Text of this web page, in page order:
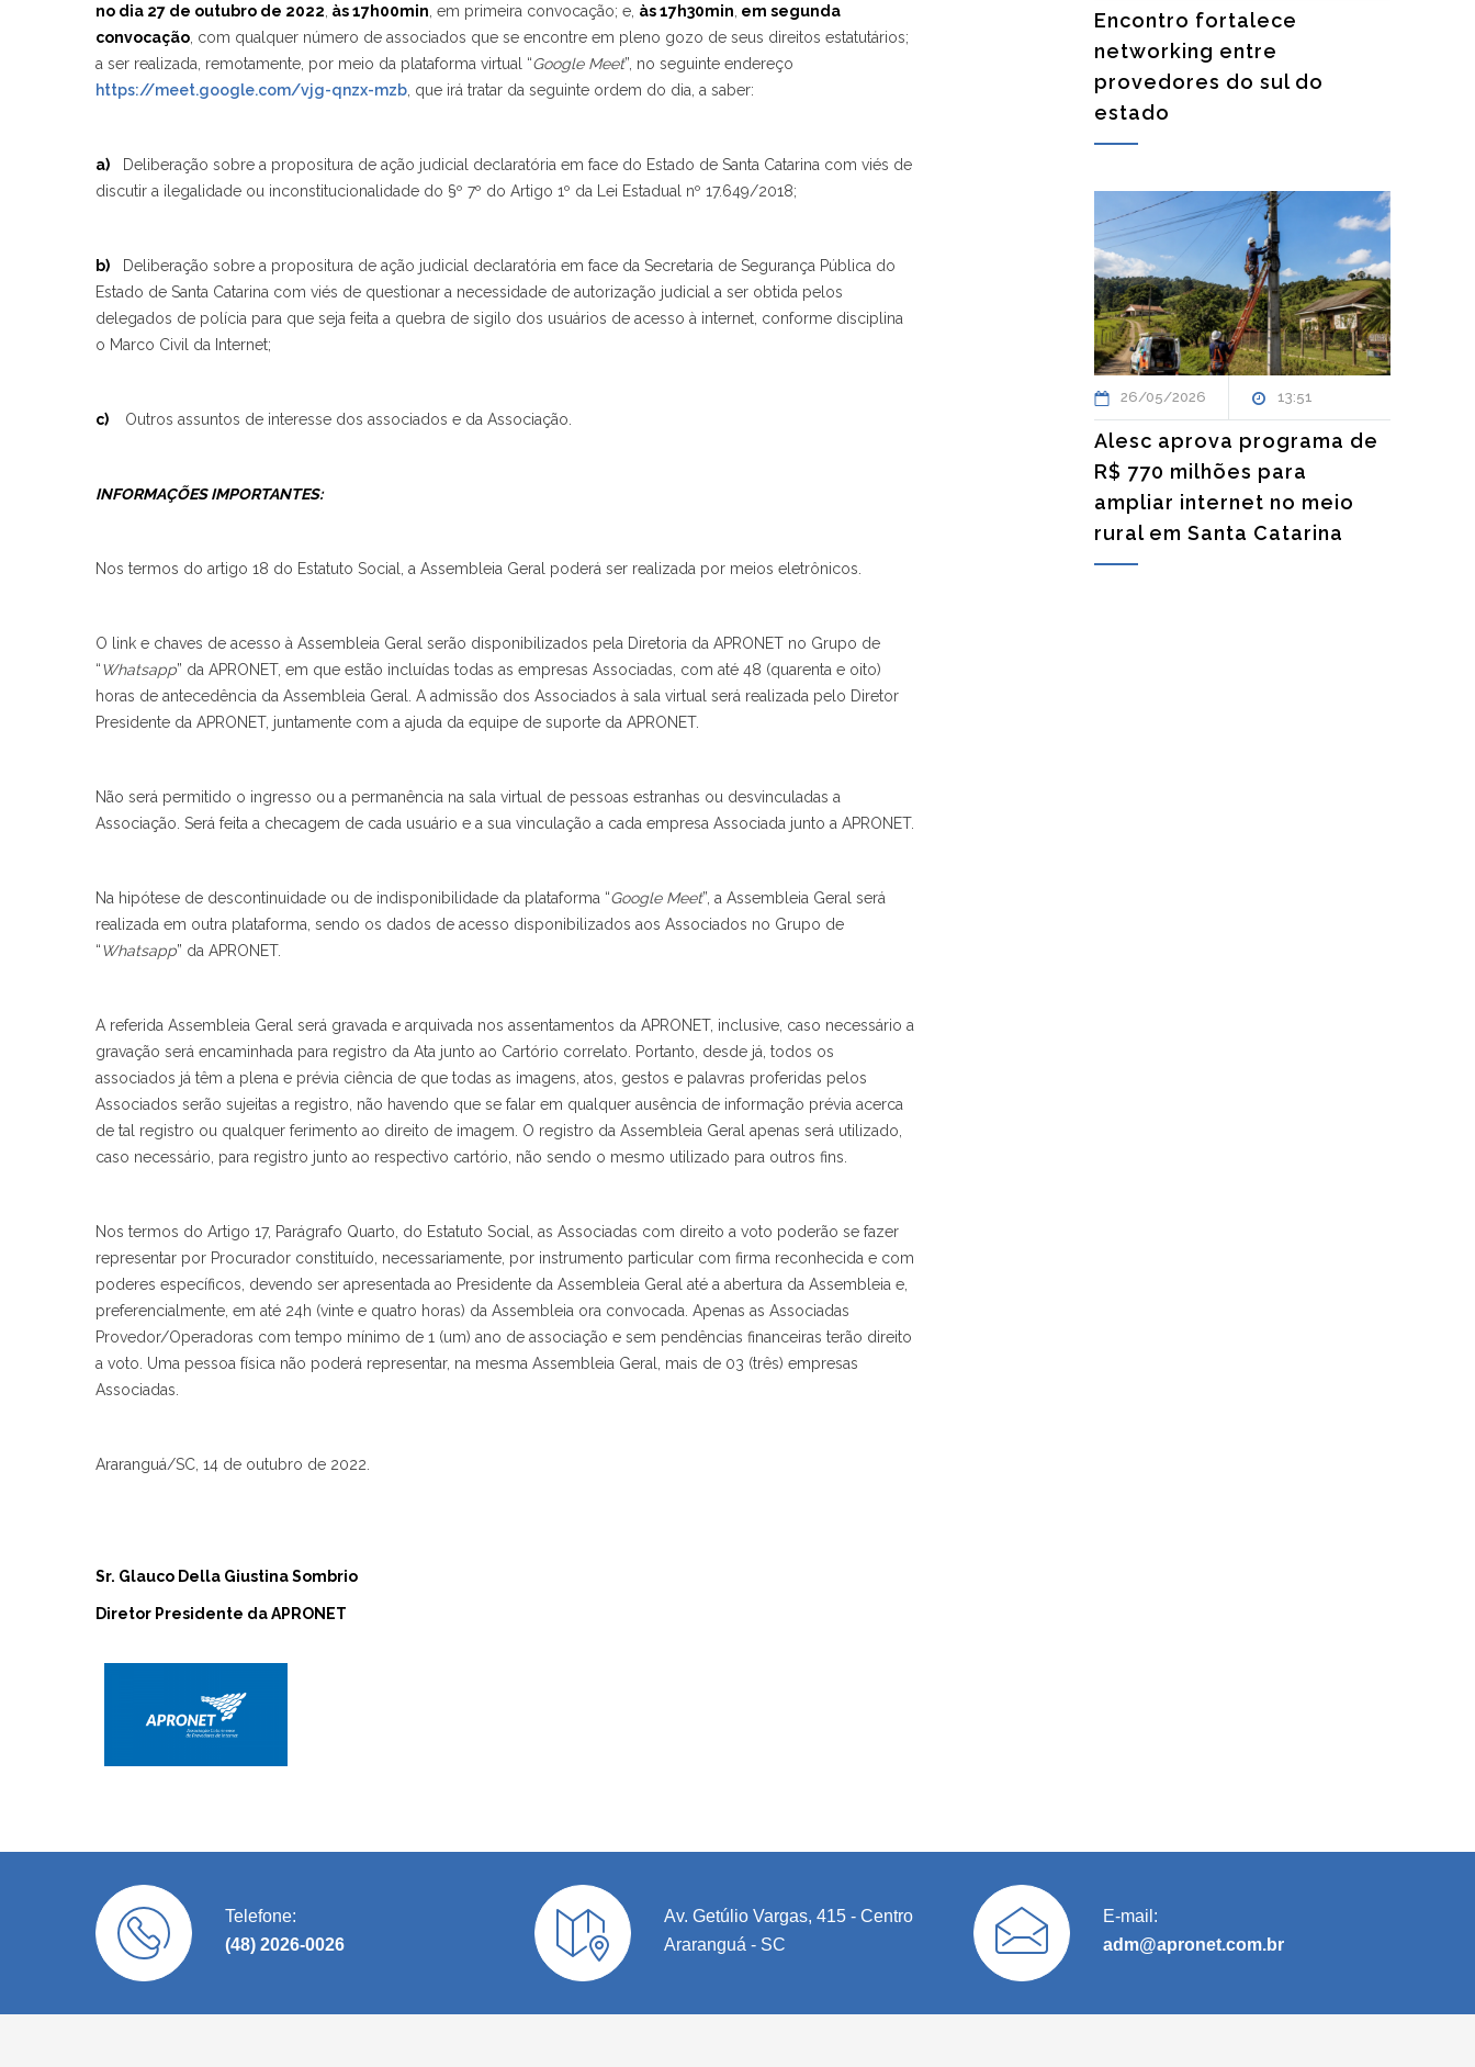
no dia 27 de outubro de 2022 às 17h00min , em primeira convocação; e, às 17h30min em segunda
convocação , com qualquer número de associados que se encontre em pleno gozo de seus direitos estatutários;
a ser realizada, remotamente, por meio da plataforma virtual “Google Meet”, no seguinte endereço
https://meet.google.com/vjg-qnzx-mzb , que irá tratar da seguinte ordem do dia, a saber:
a)
Deliberação sobre a propositura de ação judicial declaratória em face do Estado de Santa Catarina com viés de
discutir a ilegalidade ou inconstitucionalidade do §º 7º do Artigo 1º da Lei Estadual nº 17.649/2018;
b)
Deliberação sobre a propositura de ação judicial declaratória em face da Secretaria de Segurança Pública do
Estado de Santa Catarina com viés de questionar a necessidade de autorização judicial a ser obtida pelos
delegados de polícia para que seja feita a quebra de sigilo dos usuários de acesso à internet, conforme disciplina
o Marco Civil da Internet;
c) Outros assuntos de interesse dos associados e da Associação.
INFORMAÇÕES IMPORTANTES:
Nos termos do artigo 18 do Estatuto Social, a Assembleia Geral poderá ser realizada por meios eletrônicos.
O link e chaves de acesso à Assembleia Geral serão disponibilizados pela Diretoria da APRONET no Grupo de
“Whatsapp” da APRONET, em que estão incluídas todas as empresas Associadas, com até 48 (quarenta e oito)
horas de antecedência da Assembleia Geral. A admissão dos Associados à sala virtual será realizada pelo Diretor
Presidente da APRONET, juntamente com a ajuda da equipe de suporte da APRONET.
Não será permitido o ingresso ou a permanência na sala virtual de pessoas estranhas ou desvinculadas a
Associação. Será feita a checagem de cada usuário e a sua vinculação a cada empresa Associada junto a APRONET.
Na hipótese de descontinuidade ou de indisponibilidade da plataforma “Google Meet”, a Assembleia Geral será
realizada em outra plataforma, sendo os dados de acesso disponibilizados aos Associados no Grupo de
“Whatsapp” da APRONET.
A referida Assembleia Geral será gravada e arquivada nos assentamentos da APRONET, inclusive, caso necessário a
gravação será encaminhada para registro da Ata junto ao Cartório correlato. Portanto, desde já, todos os
associados já têm a plena e prévia ciência de que todas as imagens, atos, gestos e palavras proferidas pelos
Associados serão sujeitas a registro, não havendo que se falar em qualquer ausência de informação prévia acerca
de tal registro ou qualquer ferimento ao direito de imagem. O registro da Assembleia Geral apenas será utilizado,
caso necessário, para registro junto ao respectivo cartório, não sendo o mesmo utilizado para outros fins.
Nos termos do Artigo 17, Parágrafo Quarto, do Estatuto Social, as Associadas com direito a voto poderão se fazer
representar por Procurador constituído, necessariamente, por instrumento particular com firma reconhecida e com
poderes específicos, devendo ser apresentada ao Presidente da Assembleia Geral até a abertura da Assembleia e,
preferencialmente, em até 24h (vinte e quatro horas) da Assembleia ora convocada. Apenas as Associadas
Provedor/Operadoras com tempo mínimo de 1 (um) ano de associação e sem pendências financeiras terão direito
a voto. Uma pessoa física não poderá representar, na mesma Assembleia Geral, mais de 03 (três) empresas
Associadas.
Araranguá/SC, 14 de outubro de 2022.
Sr. Glauco Della Giustina Sombrio
Diretor Presidente da APRONET
Encontro fortalece
networking entre
provedores do sul do
estado
26/05/2026 13:51
Alesc aprova programa de
R$ 770 milhões para
ampliar internet no meio
rural em Santa Catarina
Telefone:
(48) 2026-0026
Av. Getúlio Vargas, 415 - Centro
Araranguá - SC
E-mail:
adm@apronet.com.br